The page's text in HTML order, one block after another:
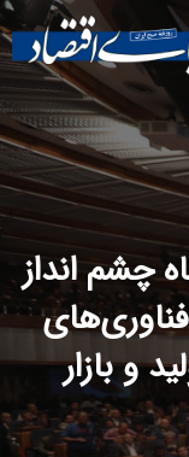
Skip to
main
content
چشم انداز
و بازار